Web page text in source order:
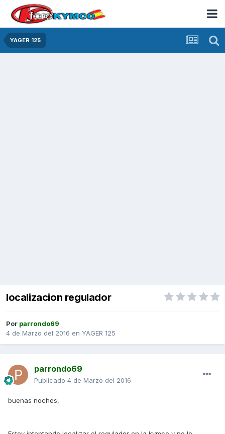
YAGER 125
localizacion regulador
Por parrondo69
4 de Marzo del 2016 en YAGER 125
parrondo69
Publicado 4 de Marzo del 2016
buenas noches,